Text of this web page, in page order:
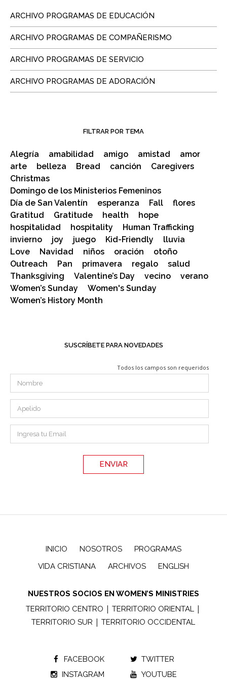
ARCHIVO PROGRAMAS DE EDUCACIÓN
ARCHIVO PROGRAMAS DE COMPAÑERISMO
ARCHIVO PROGRAMAS DE SERVICIO
ARCHIVO PROGRAMAS DE ADORACIÓN
FILTRAR POR TEMA
Alegría amabilidad amigo amistad
amor
arte
belleza Bread canción
Caregivers
Christmas
Domingo de los Ministerios Femeninos
Día de San Valentín
esperanza Fall
flores
Gratitud
Gratitude health
hope
hospitalidad
hospitality
Human Trafficking
invierno
joy juego Kid-Friendly
lluvia
Love
Navidad niños oración
otoño
Outreach
Pan primavera regalo
salud
Thanksgiving
Valentine’s Day vecino
verano
Women’s Sunday
Women's Sunday
Women’s History Month
SUSCRÍBETE PARA NOVEDADES
Todos los campos son requeridos
INICIO NOSOTROS
PROGRAMAS
VIDA CRISTIANA
ARCHIVOS ENGLISH
NUESTROS SOCIOS EN WOMEN’S MINISTRIES
TERRITORIO CENTRO |TERRITORIO ORIENTAL |
TERRITORIO SUR |TERRITORIO OCCIDENTAL
FACEBOOK
TWITTER
INSTAGRAM
YOUTUBE